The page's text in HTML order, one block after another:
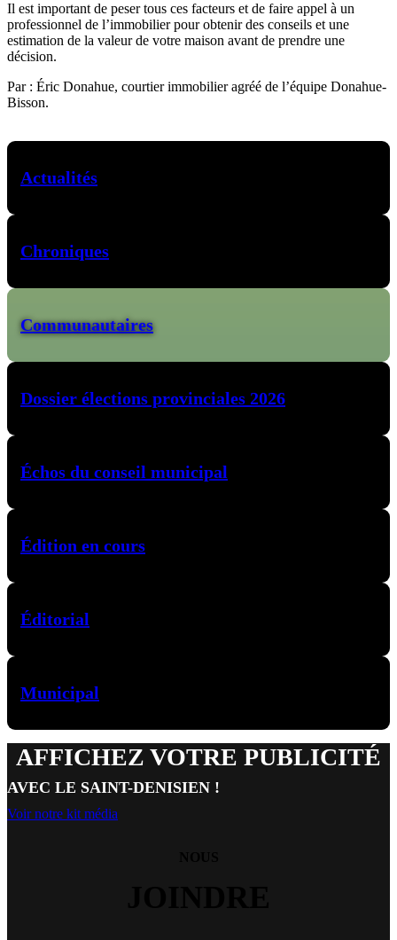
Il est important de peser tous ces facteurs et de faire appel à un
professionnel de l’immobilier pour obtenir des conseils et une
estimation de la valeur de votre maison avant de prendre une
décision.
Par : Éric Donahue, courtier immobilier agréé de l’équipe Donahue-
Bisson.
Actualités
Chroniques
Communautaires
Dossier élections provinciales 2026
Échos du conseil municipal
Édition en cours
Éditorial
Municipal
AFFICHEZ VOTRE PUBLICITÉ
AVEC LE SAINT-DENISIEN !
Voir notre kit média